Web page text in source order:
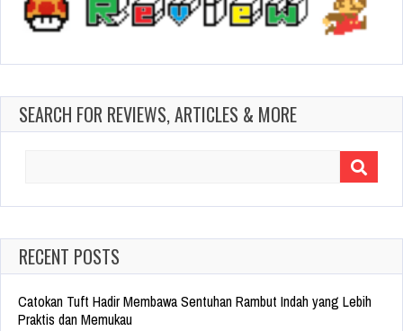
SEARCH FOR REVIEWS, ARTICLES & MORE
RECENT POSTS
Catokan Tuft Hadir Membawa Sentuhan Rambut Indah yang Lebih
Praktis dan Memukau